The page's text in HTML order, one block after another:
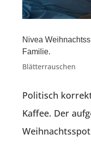
Nivea
Familie.
Blätterrauschen
Politisch
Kaffee. Der